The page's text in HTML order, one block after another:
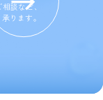
談など、
ります。